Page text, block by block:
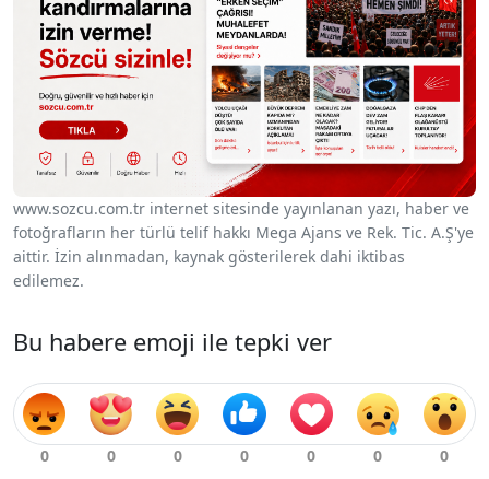
www.sozcu.com.tr internet sitesinde yayınlanan yazı, haber ve
fotoğrafların her türlü telif hakkı Mega Ajans ve Rek. Tic. A.Ş'ye
aittir. İzin alınmadan, kaynak gösterilerek dahi iktibas
edilemez.
Bu habere emoji ile tepki ver